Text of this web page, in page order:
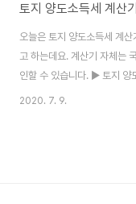
토지 양도소득세 계산
오늘은 토지 양도소득세 계
고 하는데요. 계산기 자체는
인할 수 있습니다. ▶ 토지 양
도소득세 미리 계산 부동산
있는 정보만 입력하면 되므
2020. 7. 9.